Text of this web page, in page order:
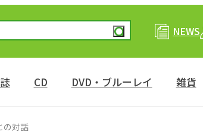
NEWS
CD DVD・ブルーレイ 雑貨
の対話